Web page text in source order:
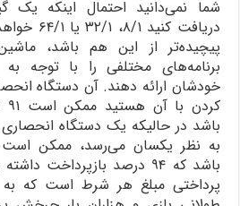
شما نمی‌دانید احتمال اینکه
دریافت
پیچیده‌تر از این هم باشد،
برنامه‌های مختلفی را با توجه
خودشان ارائه دهند. آن دستگاه
باشد در حالیکه یک دستگاه
به نظر یکسان می‌رسد، ممکن است
باشد که ۹۴ درصد
پرداختی مبلغ هر شرط است که به